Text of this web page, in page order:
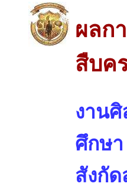
ผลก
สืบค
งาน
ศึกษา
สังกั